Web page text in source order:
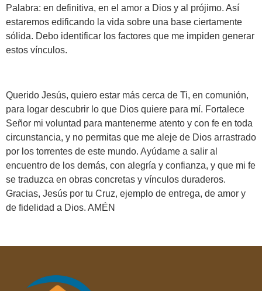
Palabra: en definitiva, en el amor a Dios y al prójimo. Así
estaremos edificando la vida sobre una base ciertamente
sólida. Debo identificar los factores que me impiden generar
estos vínculos.
Querido Jesús, quiero estar más cerca de Ti, en comunión,
para logar descubrir lo que Dios quiere para mí. Fortalece
Señor mi voluntad para mantenerme atento y con fe en toda
circunstancia, y no permitas que me aleje de Dios arrastrado
por los torrentes de este mundo. Ayúdame a salir al
encuentro de los demás, con alegría y confianza, y que mi fe
se traduzca en obras concretas y vínculos duraderos.
Gracias, Jesús por tu Cruz, ejemplo de entrega, de amor y
de fidelidad a Dios. AMÉN